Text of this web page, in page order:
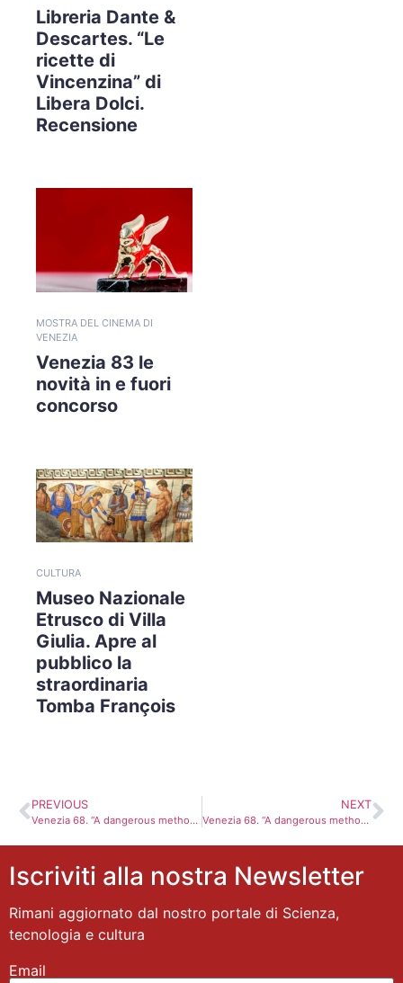
Libreria Dante &
Descartes. “Le
ricette di
Vincenzina” di
Libera Dolci.
Recensione
MOSTRA DEL CINEMA DI
VENEZIA
Venezia 83 le
novità in e fuori
concorso
CULTURA
Museo Nazionale
Etrusco di Villa
Giulia. Apre al
pubblico la
straordinaria
Tomba François
PREVIOUS
Venezia 68. “A dangerous method” di David Cronenberg, applausi da Leone d’oro. La recensione
NEXT
Venezia 68. “A dangerous method” di David Cronenberg, applausi da Leone d’oro. La recensione
Iscriviti alla nostra Newsletter
Rimani aggiornato dal nostro portale di Scienza,
tecnologia e cultura
Email